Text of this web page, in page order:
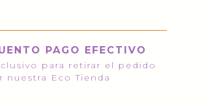
PAGO EFECTIVO
para retirar el pedido
nuestra Eco Tienda